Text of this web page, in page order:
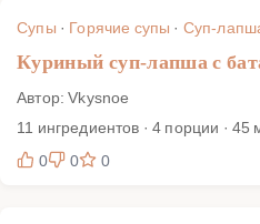
Супы · Горячие супы · Суп-
Куриный суп-лапша с
Автор: Vkysnoe
11 ингредиентов · 4 порции · 45
0
0 0